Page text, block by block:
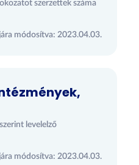
szerzettek száma
módosítva: 2023.04.03.
levelelző
módosítva: 2023.04.03.